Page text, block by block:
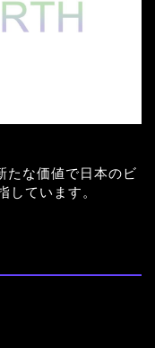
たな価値で日本のビ
しています。